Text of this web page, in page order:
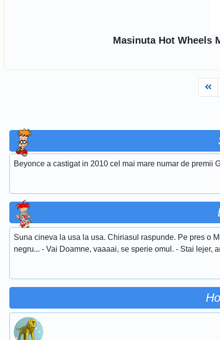
Masinuta Hot Wheels
Beyonce a castigat in 2010 cel mai mare numar de premii
Suna cineva la usa la usa. Chiriasul raspunde. Pe pres o
negru... - Vai Doamne, vaaaai, se sperie omul. - Stai lejer,